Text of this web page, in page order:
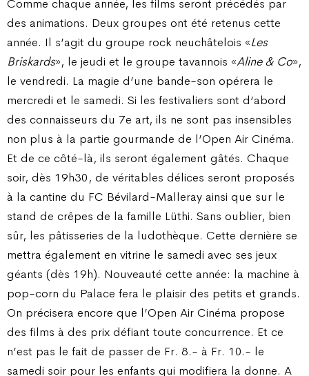
Comme chaque année, les films seront précédés par
des animations. Deux groupes ont été retenus cette
année. Il s’agit du groupe rock neuchâtelois «Les
Briskards», le jeudi et le groupe tavannois «Aline & Co»,
le vendredi. La magie d’une bande-son opérera le
mercredi et le samedi. Si les festivaliers sont d’abord
des connaisseurs du 7e art, ils ne sont pas insensibles
non plus à la partie gourmande de l’Open Air Cinéma.
Et de ce côté-là, ils seront également gâtés. Chaque
soir, dès 19h30, de véritables délices seront proposés
à la cantine du FC Bévilard-Malleray ainsi que sur le
stand de crêpes de la famille Lüthi. Sans oublier, bien
sûr, les pâtisseries de la ludothèque. Cette dernière se
mettra également en vitrine le samedi avec ses jeux
géants (dès 19h). Nouveauté cette année: la machine à
pop-corn du Palace fera le plaisir des petits et grands.
On précisera encore que l’Open Air Cinéma propose
des films à des prix défiant toute concurrence. Et ce
n’est pas le fait de passer de Fr. 8.- à Fr. 10.- le
samedi soir pour les enfants qui modifiera la donne. A